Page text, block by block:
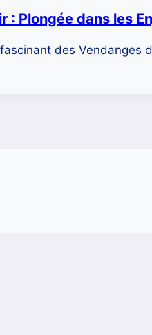
: Plongée dans les
des Vendanges